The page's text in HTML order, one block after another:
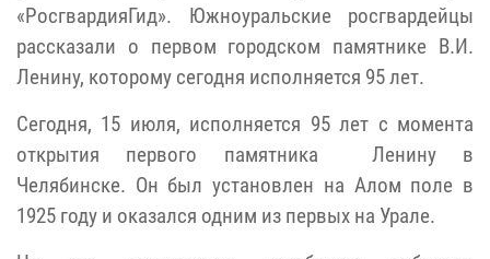
«РосгвардияГид». Южноуральские росгвардейцы
рассказали о первом городском памятнике В.И.
Ленину, которому сегодня исполняется 95 лет.
Сегодня, 15 июля, исполняется 95 лет с момента
открытия первого памятника Ленину в
Челябинске. Он был установлен на Алом поле в
1925 году и оказался одним из первых на Урале.